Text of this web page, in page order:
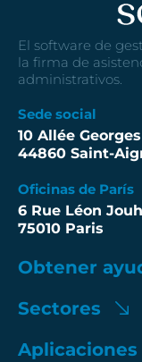
El software de
la firma de
administrativos.
Sede social
10 Allée
44860 Saint-
Oficinas de París
6 Rue Léon
75010 Paris
Obtener
Sectores
Aplicaciones